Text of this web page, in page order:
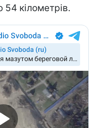
54 кілометрів.